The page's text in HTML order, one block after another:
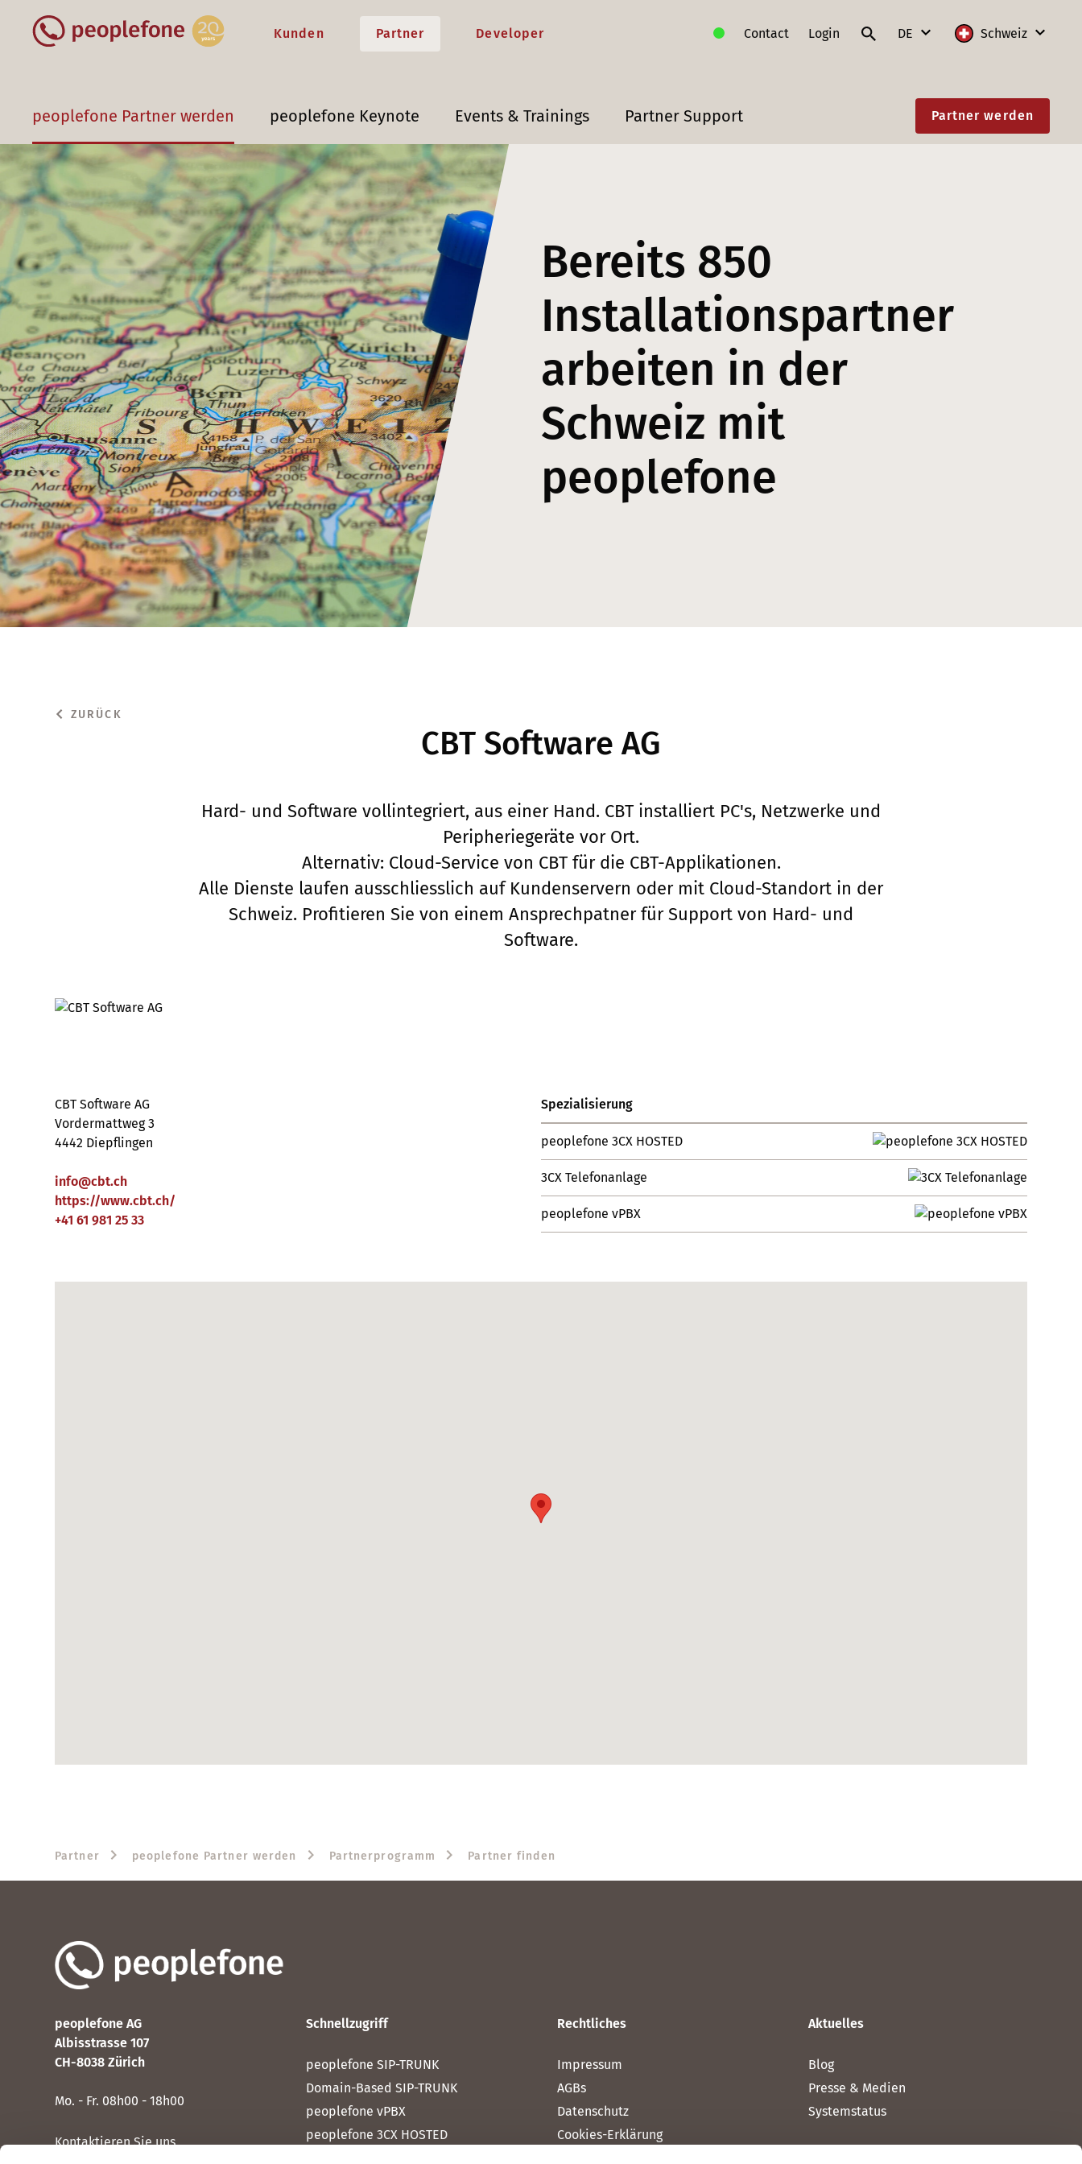
Kunden Partner Developer Contact Login DE Schweiz
Deutschland
peoplefone Partner werden peoplefone Keynote Events & Trainings Partner Support Partner werden
Bereits 850
Installationspartner
arbeiten in der
Schweiz mit
peoplefone
ZURÜCK
CBT Software AG
Hard- und Software vollintegriert, aus einer Hand. CBT installiert PC's, Netzwerke und
Peripheriegeräte vor Ort.
Alternativ: Cloud-Service von CBT für die CBT-Applikationen.
Alle Dienste laufen ausschliesslich auf Kundenservern oder mit Cloud-Standort in der
Schweiz. Profitieren Sie von einem Ansprechpatner für Support von Hard- und
Software.
CBT Software AG
Vordermattweg 3
4442 Diepflingen
info@cbt.ch
https://www.cbt.ch/
+41 61 981 25 33
Spezialisierung
peoplefone 3CX HOSTED
3CX Telefonanlage
peoplefone vPBX
Partner peoplefone Partner werden Partnerprogramm Partner finden
peoplefone AG
Albisstrasse 107
CH-8038 Zürich
Mo. - Fr. 08h00 - 18h00
Kontaktieren Sie uns
Schnellzugriff
peoplefone SIP-TRUNK
Domain-Based SIP-TRUNK
peoplefone vPBX
peoplefone 3CX HOSTED
Rechtliches
Impressum
AGBs
Datenschutz
Cookies-Erklärung
Aktuelles
Blog
Presse & Medien
Systemstatus